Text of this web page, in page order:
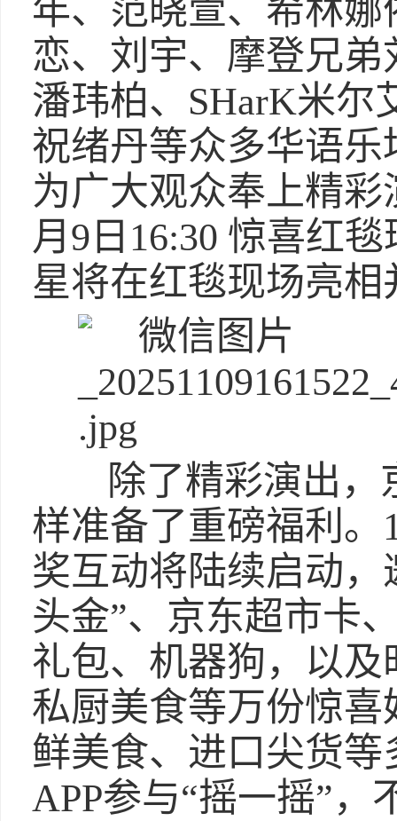
年、范晓萱、希林娜
恋、刘宇、摩登兄
潘玮柏、SHarK米尔
祝绪丹等众多华语
为广大观众奉上精
月9日16:30 惊喜红
星将在红毯现场亮
除了精彩演出，
样准备了重磅福利。
奖互动将陆续启动，
头金”、京东超市卡
礼包、机器狗，以
私厨美食等万份惊
鲜美食、进口尖货
APP参与“摇一摇”，